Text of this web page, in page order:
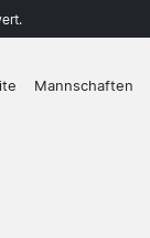
Mannschaften